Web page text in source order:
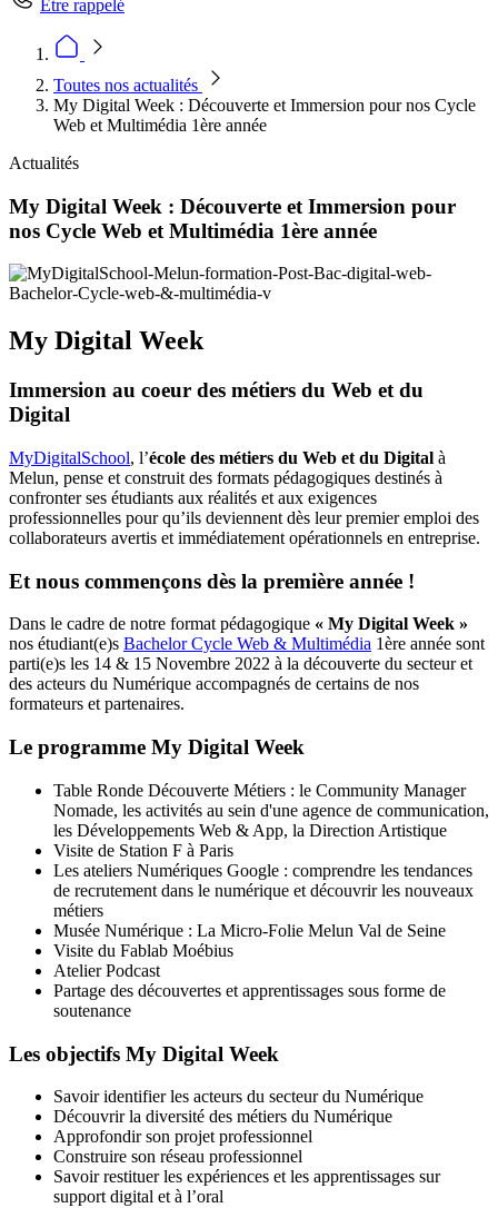
Être rappelé
Toutes nos actualités
My Digital Week : Découverte et Immersion pour nos Cycle
Web et Multimédia 1ère année
Actualités
My Digital Week : Découverte et Immersion pour
nos Cycle Web et Multimédia 1ère année
My Digital Week
Immersion au coeur des métiers du Web et du
Digital
MyDigitalSchool, l’école des métiers du Web et du Digital à
Melun, pense et construit des formats pédagogiques destinés à
confronter ses étudiants aux réalités et aux exigences
professionnelles pour qu’ils deviennent dès leur premier emploi des
collaborateurs avertis et immédiatement opérationnels en entreprise.
Et nous commençons dès la première année !
Dans le cadre de notre format pédagogique « My Digital Week »
nos étudiant(e)s Bachelor Cycle Web & Multimédia 1ère année sont
parti(e)s les 14 & 15 Novembre 2022 à la découverte du secteur et
des acteurs du Numérique accompagnés de certains de nos
formateurs et partenaires.
Le programme My Digital Week
Table Ronde Découverte Métiers : le Community Manager
Nomade, les activités au sein d'une agence de communication,
les Développements Web & App, la Direction Artistique
Visite de Station F à Paris
Les ateliers Numériques Google : comprendre les tendances
de recrutement dans le numérique et découvrir les nouveaux
métiers
Musée Numérique : La Micro-Folie Melun Val de Seine
Visite du Fablab Moébius
Atelier Podcast
Partage des découvertes et apprentissages sous forme de
soutenance
Les objectifs My Digital Week
Savoir identifier les acteurs du secteur du Numérique
Découvrir la diversité des métiers du Numérique
Approfondir son projet professionnel
Construire son réseau professionnel
Savoir restituer les expériences et les apprentissages sur
support digital et à l’oral